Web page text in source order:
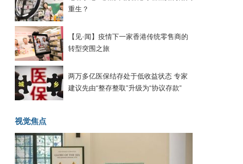
重生？
【见·闻】疫情下一家香港传统零售商的
转型突围之旅
两万多亿医保结存处于低收益状态 专家
建议先由“整存整取”升级为“协议存款”
视觉焦点